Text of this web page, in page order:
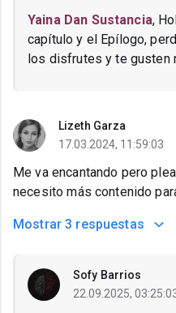
Yaina Dan Sustancia,
capítulo y el Epílogo,
los disfrutes y te gusten
Lizeth Garza
17.03.2024, 11:59:03
Me va encantando pero
necesito más contenido
Mostrar 3 respuestas
Sofy Barrios
22.09.2025,